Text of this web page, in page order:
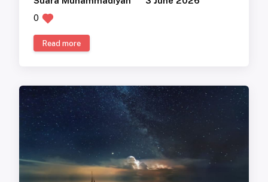
0
Read more